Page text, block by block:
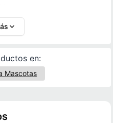
gato, incluso cuando no
en:
Mascotas